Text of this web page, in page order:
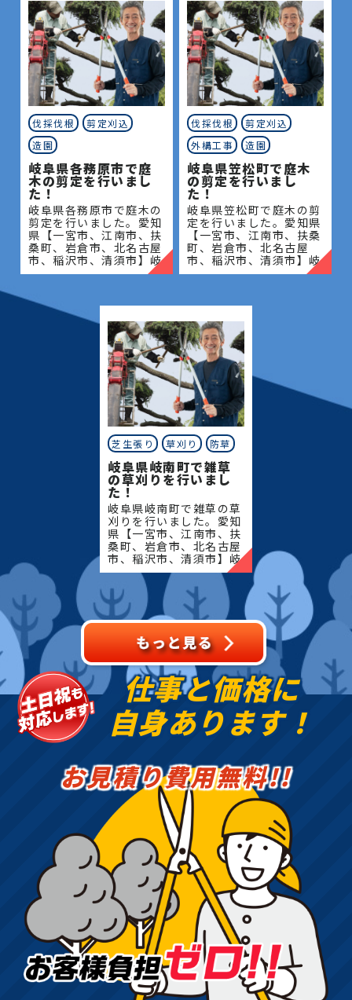
伐採伐根
剪定刈込
造園
岐阜県各務原市で庭
木の剪定を行いまし
た！
岐阜県各務原市で庭木の
剪定を行いました。愛知
県【一宮市、江南市、扶
桑町、岩倉市、北名古屋
市、稲沢市、清須市】岐
阜県【岐阜市、各務原
島市】地域密着で伐採・
抜根・剪定・草刈りなど
伐採伐根
剪定刈込
外構工事
造園
岐阜県笠松町で庭木
の剪定を行いまし
た！
岐阜県笠松町で庭木の剪
定を行いました。愛知県
【一宮市、江南市、扶桑
町、岩倉市、北名古屋
市、稲沢市、清須市】岐
阜県【岐阜市、各務原
抜根・剪定・草刈りなど
のお庭
芝生張り 草刈り 防草
岐阜県岐南町で雑草
の草刈りを行いまし
た！
岐阜県岐南町で雑草の草
刈りを行いました。愛知
県【一宮市、江南市、扶
桑町、岩倉市、北名古屋
市、稲沢市、清須市】岐
阜県【岐阜市、各務原
市、岐南町、笠松町、羽
島市】地域密着で伐採・
抜根・剪定・草刈りなど
のお
仕事と価格に
自身あります！
お見積り費用無料!!